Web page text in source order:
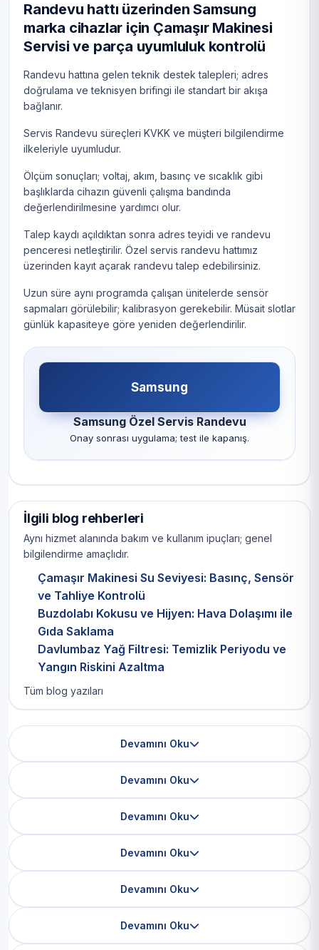
Randevu hattı üzerinden Samsung
marka cihazlar için Çamaşır Makinesi
Servisi ve parça uyumluluk kontrolü
Randevu hattına gelen teknik destek talepleri; adres
doğrulama ve teknisyen brifingi ile standart bir akışa
bağlanır.
Servis Randevu süreçleri KVKK ve müşteri bilgilendirme
ilkeleriyle uyumludur.
Ölçüm sonuçları; voltaj, akım, basınç ve sıcaklık gibi
başlıklarda cihazın güvenli çalışma bandında
değerlendirilmesine yardımcı olur.
Talep kaydı açıldıktan sonra adres teyidi ve randevu
penceresi netleştirilir. Özel servis randevu hattımız
üzerinden kayıt açarak randevu talep edebilirsiniz.
Uzun süre aynı programda çalışan ünitelerde sensör
sapmaları görülebilir; kalibrasyon gerekebilir. Müsait slotlar
günlük kapasiteye göre yeniden değerlendirilir.
Samsung
Samsung Özel Servis Randevu
Onay sonrası uygulama; test ile kapanış.
İlgili blog rehberleri
Aynı hizmet alanında bakım ve kullanım ipuçları; genel
bilgilendirme amaçlıdır.
Çamaşır Makinesi Su Seviyesi: Basınç, Sensör
ve Tahliye Kontrolü
Buzdolabı Kokusu ve Hijyen: Hava Dolaşımı ile
Gıda Saklama
Davlumbaz Yağ Filtresi: Temizlik Periyodu ve
Yangın Riskini Azaltma
Tüm blog yazıları
Devamını Oku
Devamını Oku
Devamını Oku
Devamını Oku
Devamını Oku
Devamını Oku